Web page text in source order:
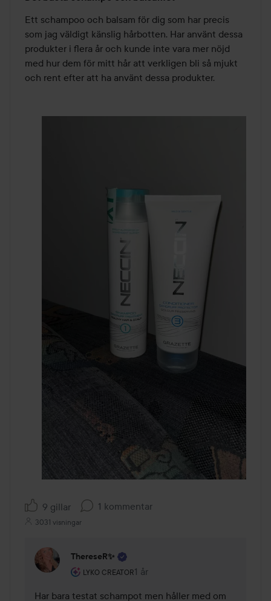
5
av
5
Ett schampoo och balsam för dig som har precis
som jag väldigt känslig hårbotten. Har använt dessa
produkter i flera år och kunde inte vara mer nöjd
med hur dem för mitt hår att verkligen bli så mjukt
och rent efter att ha använt dessa produkter.
9 gillar 1 kommentar
3031 visningar
ThereseR✨
LYKO CREATOR
Användarens roll: Lyko Creator.
1 år
Kommentaren lades 1 år
Har bara testat schampot men håller med om